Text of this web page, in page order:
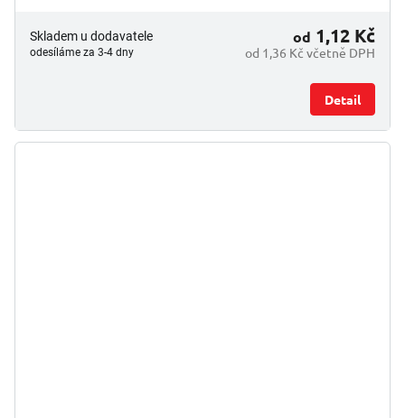
Skladem u dodavatele
odesíláme za 3-4 dny od 1,36 Kč včetně DPH
od 1,12 Kč
Detail